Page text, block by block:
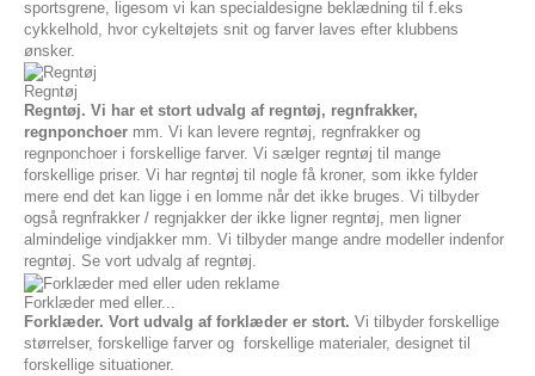
sportsgrene, ligesom vi kan specialdesigne beklædning til f.eks
cykkelhold, hvor cykeltøjets snit og farver laves efter klubbens
ønsker.
Regntøj
Regntøj. Vi har et stort udvalg af regntøj, regnfrakker,
regnponchoer mm. Vi kan levere regntøj, regnfrakker og
regnponchoer i forskellige farver. Vi sælger regntøj til mange
forskellige priser. Vi har regntøj til nogle få kroner, som ikke fylder
mere end det kan ligge i en lomme når det ikke bruges. Vi tilbyder
også regnfrakker / regnjakker der ikke ligner regntøj, men ligner
almindelige vindjakker mm. Vi tilbyder mange andre modeller indenfor
regntøj. Se vort udvalg af regntøj.
Forklæder med eller...
Forklæder. Vort udvalg af forklæder er stort. Vi tilbyder forskellige
størrelser, forskellige farver og forskellige materialer, designet til
forskellige situationer.